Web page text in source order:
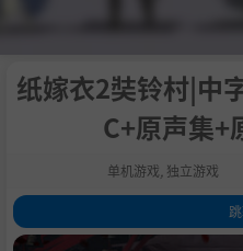
纸嫁衣2奘铃村|中
C+原声集+
单机游戏 独立游戏
1.关于这款游戏